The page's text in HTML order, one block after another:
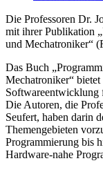
Die Professoren Dr.
mit ihrer Publikation
und Mechatroniker“
Das Buch
Mechatroniker“
Softwareentwicklung
Die Autoren, die
Seufert, haben darin
Themengebieten
Programmierung bis
Hardware-nahe